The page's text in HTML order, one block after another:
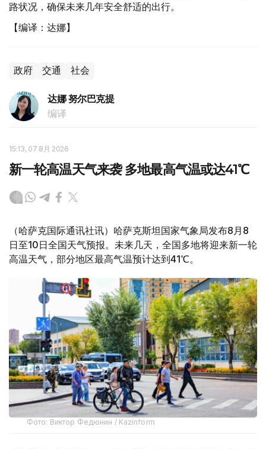
路状况，确保未来几年安全舒适的出行。
【编译：达娜】
政府 交通 社会
达娜 努尔巴克提
编译
15:13, 07 8月 2026
新一轮高温天气来袭 多地最高气温或达41℃
（哈萨克国际通讯社讯）哈萨克斯坦国家气象局发布8月8
日至10日全国天气预报。未来几天，全国多地将迎来新一轮
高温天气，部分地区最高气温预计达到41℃。
Фото: Виктор Федюнин / Kazinform